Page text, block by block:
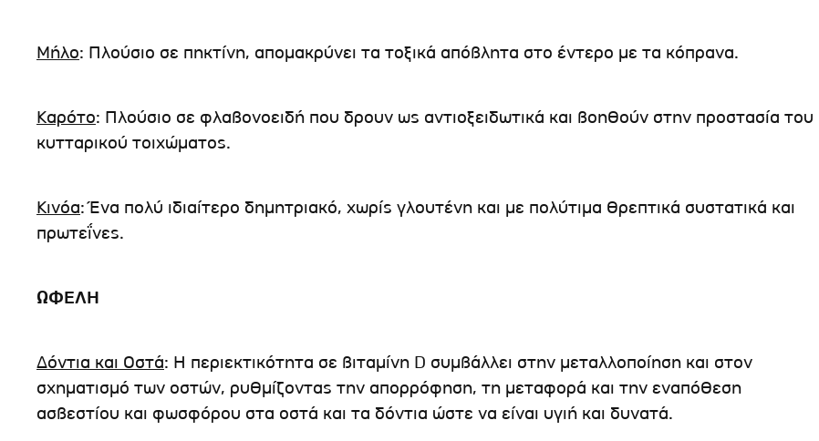
Μήλο: Πλούσιο σε πηκτίνη, απομακρύνει τα τοξικά απόβλητα στο έντερο με τα κόπρανα.
Καρότο: Πλούσιο σε φλαβονοειδή που δρουν ως αντιοξειδωτικά και βοηθούν στην προστασία του
κυτταρικού τοιχώματος.
Κινόα: Ένα πολύ ιδιαίτερο δημητριακό, χωρίς γλουτένη και με πολύτιμα θρεπτικά συστατικά και
πρωτεΐνες.
ΩΦΕΛΗ
Δόντια και Οστά: Η περιεκτικότητα σε βιταμίνη D συμβάλλει στην μεταλλοποίηση και στον
σχηματισμό των οστών, ρυθμίζοντας την απορρόφηση, τη μεταφορά και την εναπόθεση
ασβεστίου και φωσφόρου στα οστά και τα δόντια ώστε να είναι υγιή και δυνατά.